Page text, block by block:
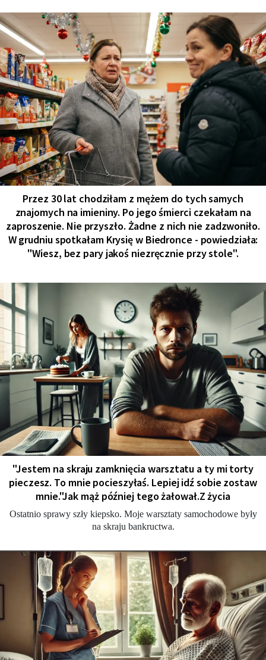
Przez 30 lat chodziłam z mężem do tych samych
znajomych na imieniny. Po jego śmierci czekałam na
zaproszenie. Nie przyszło. Żadne z nich nie zadzwoniło.
W grudniu spotkałam Krysię w Biedronce - powiedziała:
"Wiesz, bez pary jakoś niezręcznie przy stole".
"Jestem na skraju zamknięcia warsztatu a ty mi torty
pieczesz. To mnie pocieszyłaś. Lepiej idź sobie zostaw
mnie."Jak mąż później tego żałował.Z życia
Ostatnio sprawy szły kiepsko. Moje warsztaty samochodowe były
na skraju bankructwa.